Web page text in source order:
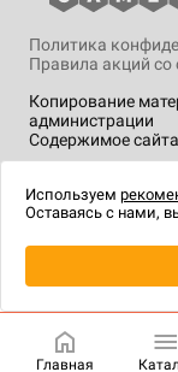
Копирование
администрации
Содержимое
Политика
Правила акций со
технологии.
Главная
Используем
Оставаясь с нами,